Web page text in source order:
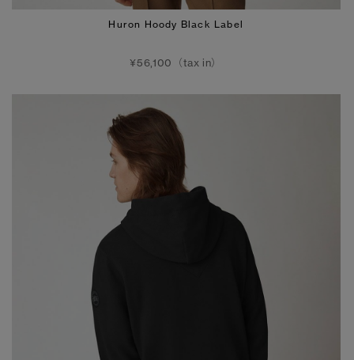
Huron Hoody Black Label
¥56,100（tax in）